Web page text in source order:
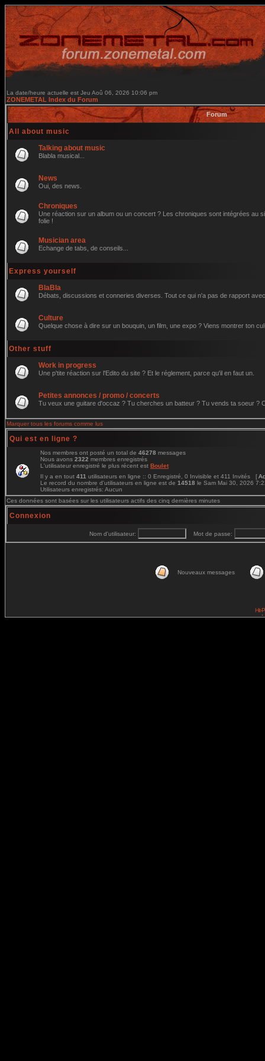
La date/heure actuelle est Jeu Aoû 06, 2026 10:06 pm
ZONEMETAL Index du Forum
Forum
All about music
Talking about music
Blabla musical...
News
Oui, des news.
Chroniques
Une réaction sur un album ou un concert ? Les chroniques sont intégrées au
folie !
Musician area
Echange de tabs, de conseils...
Express yourself
BlaBla
Débats, discussions et conneries diverses. Tout ce qui n'a pas de rapport
Culture
Quelque chose à dire sur un bouquin, un film, une expo ? Viens montrer ton
Other stuff
Work in progress
Une p'tite réaction sur l'Edito du site ? Et le réglement, parce qu'il en faut un.
Petites annonces / promo / concerts
Tu veux une guitare d'occaz ? Tu cherches un batteur ? Tu vends ta soeur ?
Marquer tous les forums comme lus
Qui est en ligne ?
Nos membres ont posté un total de 46278 messages
Nous avons 2322 membres enregistrés
L'utilisateur enregistré le plus récent est Boulet
Il y a en tout 411 utilisateurs en ligne :: 0 Enregistré, 0 Invisible et 411 Invités [
Le record du nombre d'utilisateurs en ligne est de 14518 le Sam Mai 30, 2026
Utilisateurs enregistrés: Aucun
Ces données sont basées sur les utilisateurs actifs des cinq dernières minutes
Connexion
Nom d'utilisateur: Mot de passe:
Nouveaux messages